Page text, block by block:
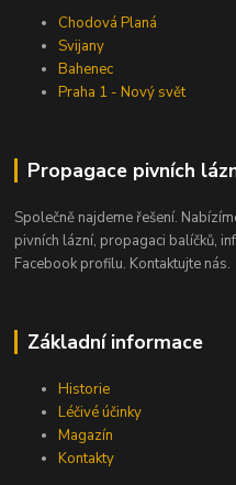
Chodová Planá
Svijany
Bahenec
Praha 1 - Nový svět
Propagace pivních
Společně najdeme řešení.
pivních lázní, propagaci balíčků,
Facebook profilu. Kontaktujte nás.
Základní informace
Historie
Léčivé účinky
Magazín
Kontakty